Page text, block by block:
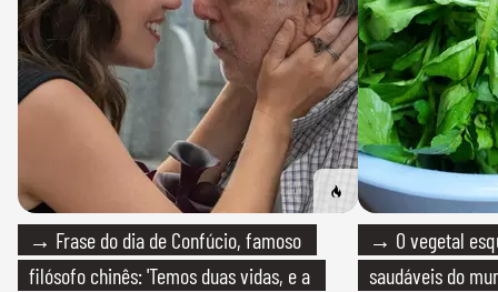
→ Frase do dia de Confúcio, famoso
filósofo chinês: 'Temos duas vidas, e a
→ O vegetal
saudáveis do